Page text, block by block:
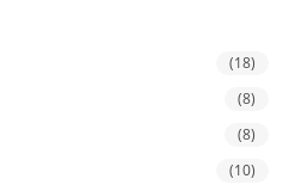
(18)
(8)
(8)
(10)